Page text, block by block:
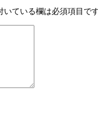
いている欄は必須項目で